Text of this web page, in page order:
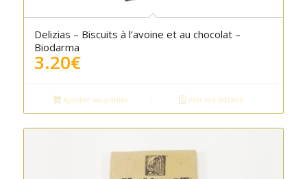
Delizias – Biscuits à l’avoine et au chocolat –
Biodarma
3.20€
Ajouter au panier Voir les détails